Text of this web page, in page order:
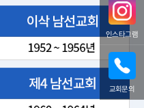
인스타그램
교회문의